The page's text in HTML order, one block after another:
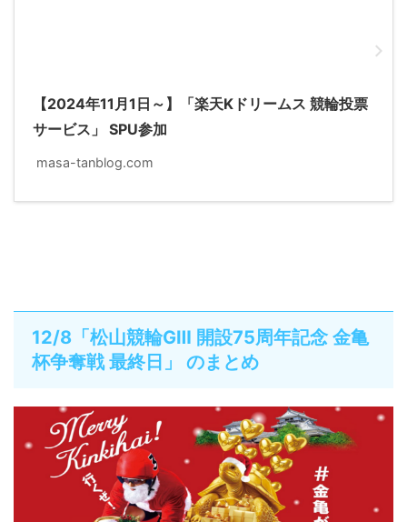
【2024年11月1日～】「楽天Kドリームス 競輪投票
サービス」 SPU参加
masa-tanblog.com
12/8「松山競輪GⅢ 開設75周年記念 金亀
杯争奪戦 最終日」 のまとめ